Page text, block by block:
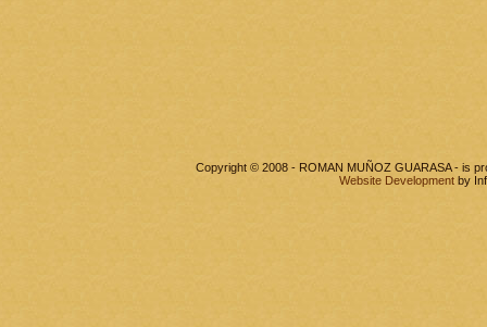
Copyright © 2008 - ROMAN MUÑOZ GUARASA - is
Website Development by